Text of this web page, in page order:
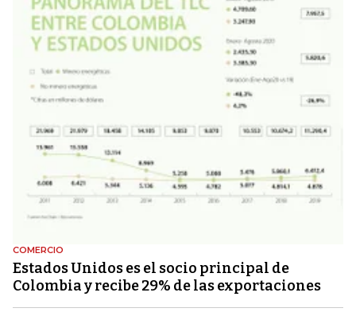
COMERCIO
Estados Unidos es el socio principal de
Colombia y recibe 29% de las exportaciones